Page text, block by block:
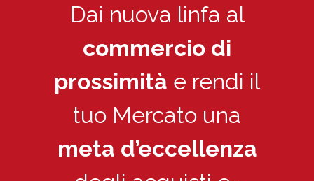
Dai nuova linfa al
commercio di
prossimità e rendi il
tuo Mercato una
meta d’eccellenza